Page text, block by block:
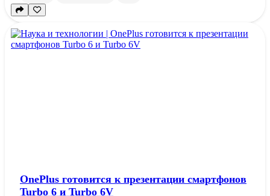
OnePlus готовится к презентации смартфонов
Turbo 6 и Turbo 6V